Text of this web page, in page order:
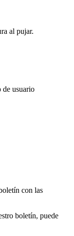
al pujar.
usuario
con las
boletín, puede